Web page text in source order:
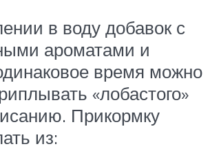
в воду добавок с
ароматами и
время можно
«лобастого»
Прикормку
из: